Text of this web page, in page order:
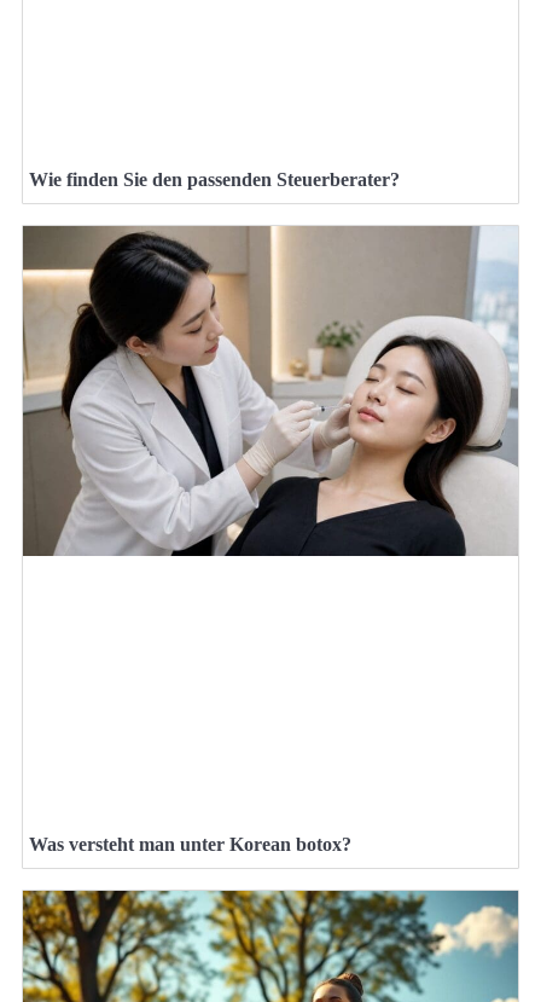
Wie finden Sie den passenden Steuerberater?
Was versteht man unter Korean botox?